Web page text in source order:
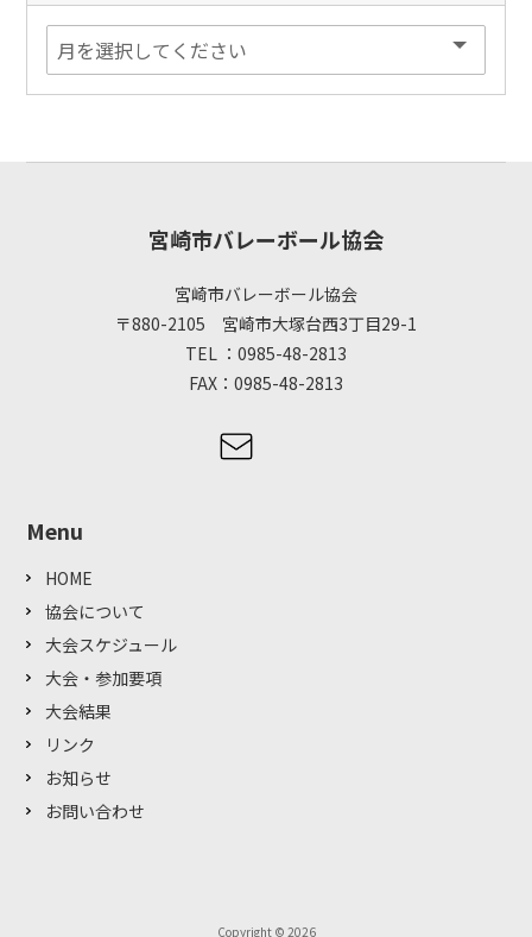
宮崎市バレーボール協会
宮崎市バレーボール協会
〒880-2105 宮崎市大塚台西3丁目29-1
TEL ：0985-48-2813
FAX：0985-48-2813
Menu
HOME
協会について
大会スケジュール
大会・参加要項
大会結果
リンク
お知らせ
お問い合わせ
Copyright © 2026